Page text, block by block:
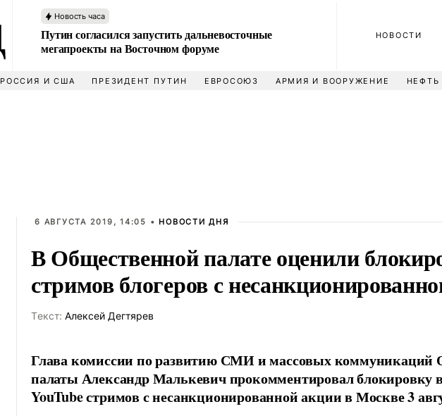
Новость часа
Путин согласился запустить дальневосточные
мегапроекты на Восточном форуме
НОВОСТИ
РОССИЯ И США ПРЕЗИДЕНТ ПУТИН ЕВРОСОЮЗ АРМИЯ И ВООРУЖЕНИЕ НЕФТЬ
6 АВГУСТА 2019, 14:05 • НОВОСТИ ДНЯ
В Общественной палате оценили
стримов блогеров с
Tекст: Алексей Дегтярев
Глава комиссии по развитию СМИ и массовых коммуникаций
палаты Александр Малькевич прокомментировал блокировку
YouTube стримов с несанкционированной акции в Москве 3